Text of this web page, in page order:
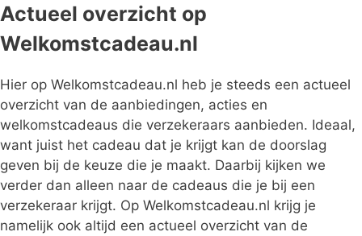
Actueel overzicht op
Welkomstcadeau.nl
Hier op Welkomstcadeau.nl heb je steeds een actueel
overzicht van de aanbiedingen, acties en
welkomstcadeaus die verzekeraars aanbieden. Ideaal,
want juist het cadeau dat je krijgt kan de doorslag
geven bij de keuze die je maakt. Daarbij kijken we
verder dan alleen naar de cadeaus die je bij een
verzekeraar krijgt. Op Welkomstcadeau.nl krijg je
namelijk ook altijd een actueel overzicht van de